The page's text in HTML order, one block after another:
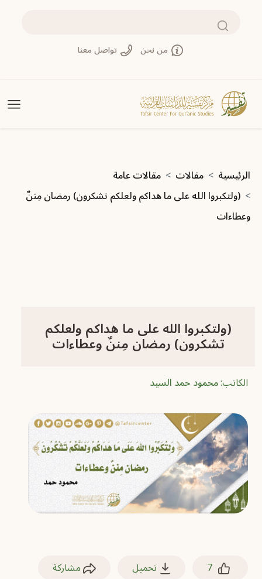
بحث
من نحن تواصل معنا
مسار التنقل
الرئيسية مقالات
مقالات عامة
(ولتكبروا الله على ما هداكم ولعلكم تشكرون) رمضان مِننٌ
وعطاءات
(ولتكبروا الله على ما هداكم ولعلكم
تشكرون) رمضان مِننٌ وعطاءات
الكاتب:محمود حمد السيد
7 تحميل مشاركة